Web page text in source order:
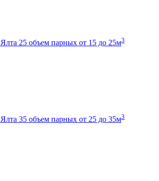
Ялта 25 объем парных от 15 до 25м3
Ялта 35 объем парных от 25 до 35м3